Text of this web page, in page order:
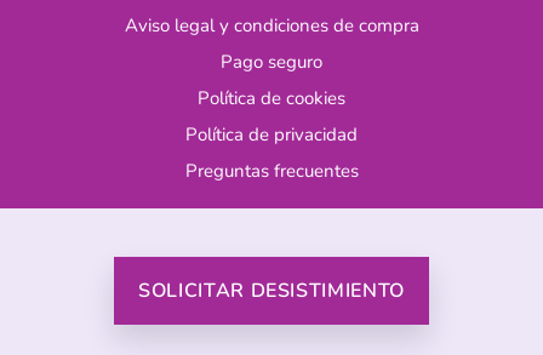
Aviso legal y condiciones de compra
Pago seguro
Política de cookies
Política de privacidad
Preguntas frecuentes
SOLICITAR DESISTIMIENTO